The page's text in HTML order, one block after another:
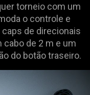
torneio com um
o controle e
de direcionais
de 2 m e um
do botão traseiro.